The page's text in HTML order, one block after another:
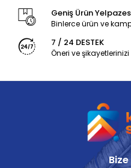
Geniş Ürün
Binlerce ürün ve
7 / 24 DESTEK
Öneri ve
Bize